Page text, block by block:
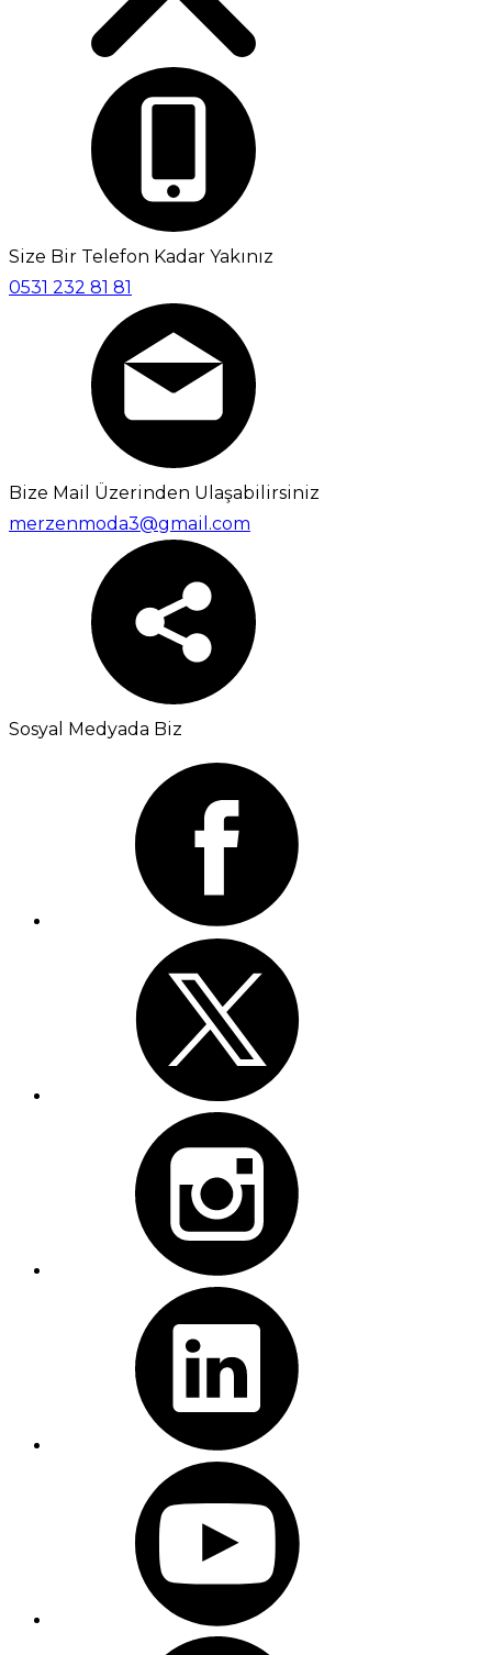
Size Bir Telefon Kadar Yakınız
0531 232 81 81
Bize Mail Üzerinden Ulaşabilirsiniz
merzenmoda3@gmail.com
Sosyal Medyada Biz